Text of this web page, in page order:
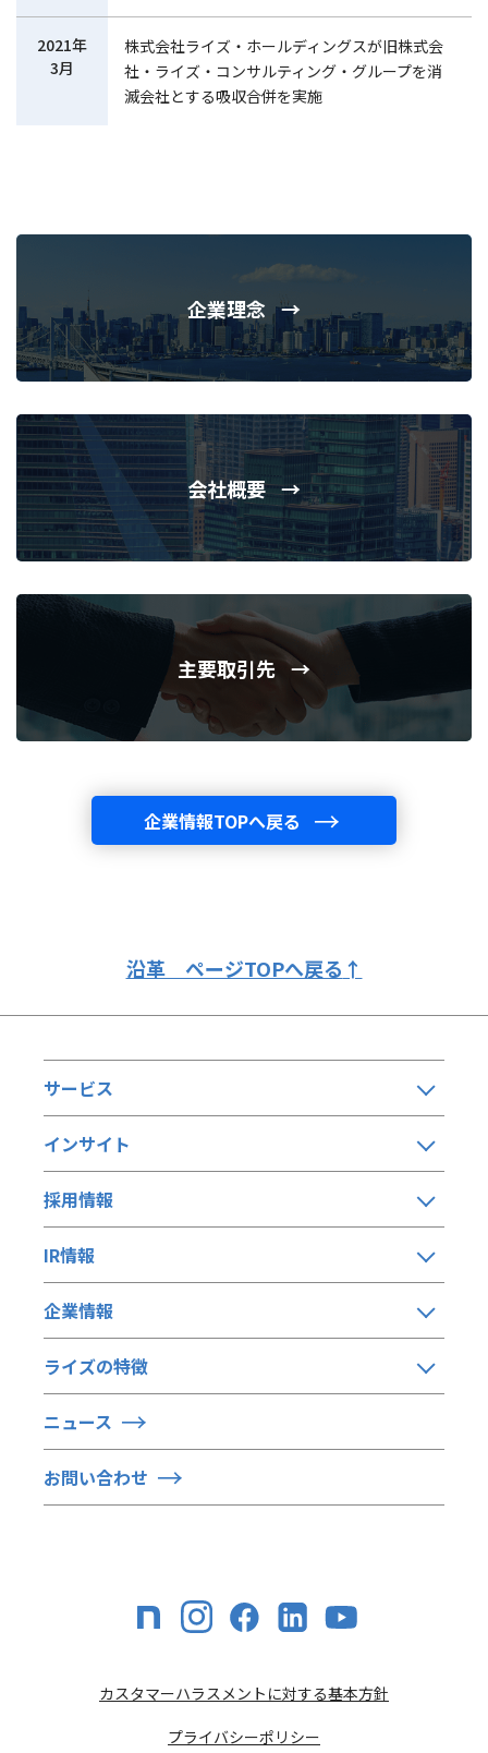
2021年
3月
株式会社ライズ・ホールディングスが旧株式会
社・ライズ・コンサルティング・グループを消
滅会社とする吸収合併を実施
企業理念
会社概要
主要取引先
企業情報TOPへ戻る
沿革 ページTOPへ戻る ↑
サービス
インサイト
採用情報
IR情報
企業情報
ライズの特徴
ニュース
お問い合わせ
カスタマーハラスメントに対する基本方針
プライバシーポリシー